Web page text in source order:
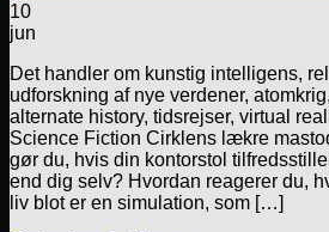
10
jun
Det handler om kunstig intelligens,
udforskning af nye verdener,
alternate history, tidsrejser, virtual
Science Fiction Cirklens lækre
gør du, hvis din kontorstol
end dig selv? Hvordan reagerer du,
liv blot er en simulation, som […]